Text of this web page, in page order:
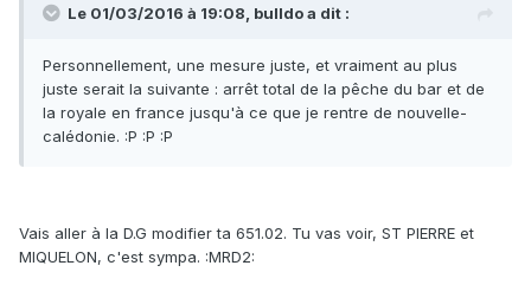
Le 01/03/2016 à 19:08, bulldo a dit :
Personnellement, une mesure juste, et vraiment au plus
juste serait la suivante : arrêt total de la pêche du bar et de
la royale en france jusqu'à ce que je rentre de nouvelle-
calédonie. :P :P :P
Vais aller à la D.G modifier ta 651.02. Tu vas voir, ST PIERRE et
MIQUELON, c'est sympa. :MRD2: